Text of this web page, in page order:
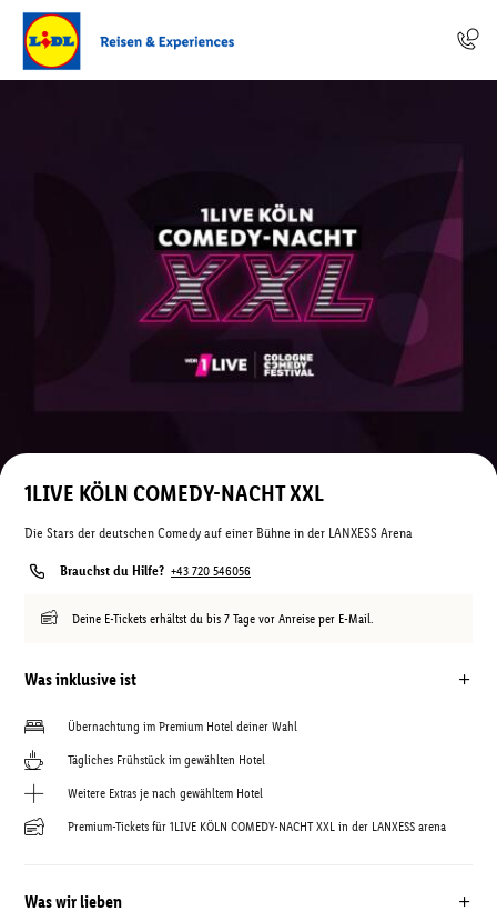
1LIVE KÖLN COMEDY-NACHT XXL
Die Stars der deutschen Comedy auf einer Bühne in der LANXESS Arena
Brauchst du Hilfe? +43 720 546056
Deine E-Tickets erhältst du bis 7 Tage vor Anreise per E-Mail.
Was inklusive ist
Übernachtung im Premium Hotel deiner Wahl
Tägliches Frühstück im gewählten Hotel
Weitere Extras je nach gewähltem Hotel
Premium-Tickets für 1LIVE KÖLN COMEDY-NACHT XXL in der LANXESS arena
Was wir lieben